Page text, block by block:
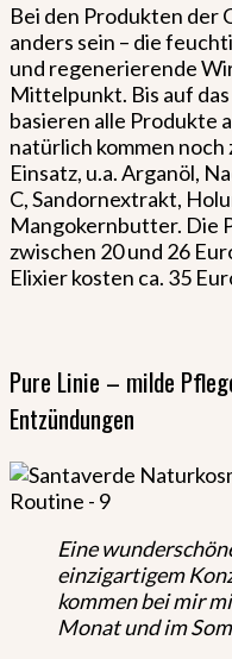
Bei den Produkten der
anders sein – die
und regenerierende
Mittelpunkt. Bis auf das
basieren alle Produkte
natürlich kommen
Einsatz, u.a. Arganöl,
C, Sandornextrakt,
Mangokernbutter. Die
zwischen 20 und 26
Elixier kosten ca. 35
Pure Linie – milde
Entzündungen
Eine
einzigartigem
kommen bei mir
Monat und im